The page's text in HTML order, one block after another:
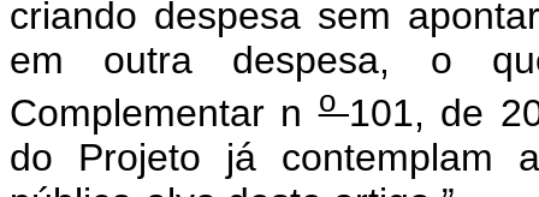
criando despesa sem
em outra despesa, o
Complementar no 101, de
do Projeto já contemplam